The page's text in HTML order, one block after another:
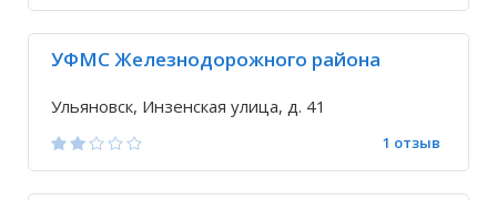
УФМС Железнодорожного района
Ульяновск, Инзенская улица, д. 41
1 отзыв